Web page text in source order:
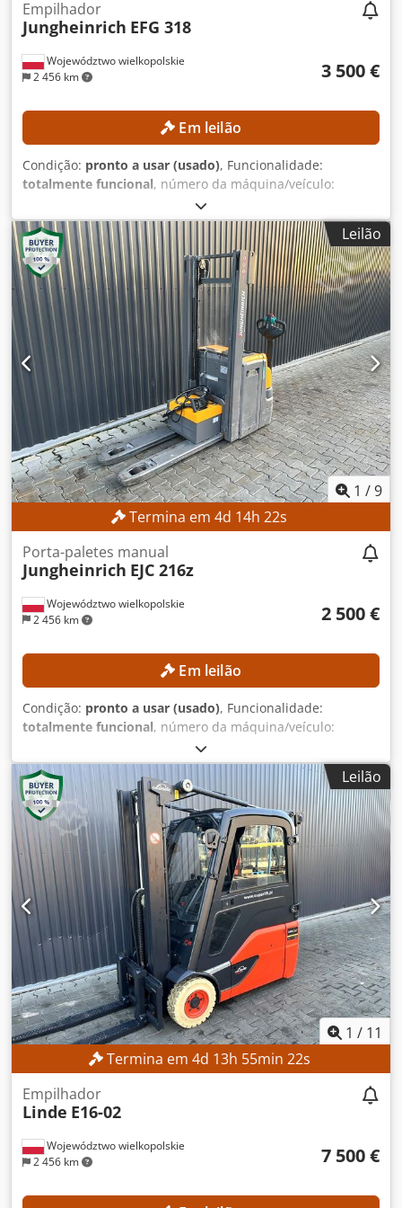
Województwo wielkopolskie
2 456 km
Empilhador
Jungheinrich EFG 318
3 500 €
Em leilão
Condição: pronto a usar (usado), Funcionalidade:
totalmente funcional, número da máquina/veículo:
2015
15 254 h, altura de elevação:4 700 mm, elevação livre:
1 490 mm , tipo de mastro: triplex, altura de construção:
2 132 mm, Sem preço mínimo – venda garantida ao preço
mais alto! DETALHES TÉCNICOS Elevação livre: 1.490 mm
Altura de elevação: 4.700 mm Altura total: 2.132 mm
DETALHES DA MÁQUINA Tipo de mastro: Triplex
Cedpezrlxgefx Ah Terf Tensão da bateria: 48 V Capacidade
da bateria: 625 Ah Ano de fabricação da bateria: 2015
Válvulas hidráulicas: 3.ª/4.ª válvula no suporte do garfo
Horas de operação: 15.254 h EQUIPAMENTO Mastro de
elevação triplex com elevação livre 3.ª/4.ª válvula hidráulica
no suporte do garfo Carregador Referência externa:
SL9789SP
Leilão
1 /9
Termina em 4d 14h 21s
Województwo wielkopolskie
2 456 km
Porta-paletes manual
Jungheinrich EJC 216z
2 500 €
Em leilão
Condição: pronto a usar (usado), Funcionalidade:
totalmente funcional, número da máquina/veículo:
2021
560 h, altura de elevação:2 800 mm, altura de construção:
1 950 mm , Sem preço mínimo – venda garantida ao
melhor lance! DETALHES TÉCNICOS Altura de elevação:
2.800 mm Altura total: 1.950 mm DETALHES DA MÁQUINA
Tipo de mastro: Mastro padrão Tipo de bateria: Bateria de
íon-lítio Horas de funcionamento: 560 h EQUIPAMENTO
Elevação inicial Carregador Csdpfx Aszrlw Aoh Torf
Referência externa: SL1145SP
Leilão
1 / 11
Termina em 4d 13h 55min 21s
Województwo wielkopolskie
2 456 km
Empilhador
Linde E16-02
7 500 €